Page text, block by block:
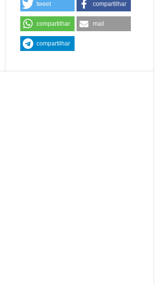
tweet compartilhar
compartilhar mail
compartilhar